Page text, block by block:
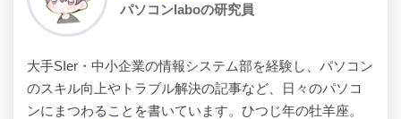
パソコンlaboの研究員
大手SIer・中小企業の情報システム部を経験し、パソコン
のスキル向上やトラブル解決の記事など、日々のパソコ
ンにまつわることを書いています。ひつじ年の牡羊座。